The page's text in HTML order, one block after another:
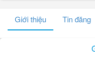
Giới thiệu Tin đăng